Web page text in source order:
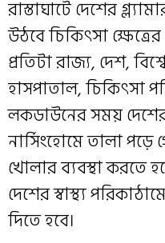
রাস্তাঘাটে দেশের
উঠবে চিকিৎসা
প্রতিটা রাজ্য, দেশ,
হাসপাতাল, চিকিৎসা
লকডাউনের সময়
নার্সিংহোমে তালা
খোলার ব্যবস্থা করতে
দেশের স্বাস্থ্য
দিতে হবে।